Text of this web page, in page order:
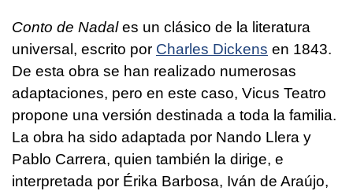
Conto de Nadales un clásico de la literatura
universal, escrito por Charles Dickens en 1843.
De esta obra se han realizado numerosas
adaptaciones, pero en este caso, Vicus Teatro
propone una versión destinada a toda la familia.
La obra ha sido adaptada por Nando Llera y
Pablo Carrera, quien también la dirige, e
interpretada por Érika Barbosa, Iván de Araújo,